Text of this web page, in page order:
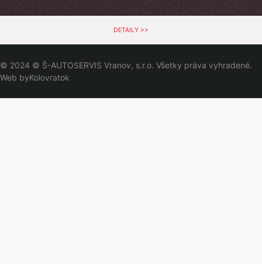
DETAILY >>
© 2024 © Š-AUTOSERVIS Vranov, s.r.o. Všetky práva vyhradené.
Web byKolovratok